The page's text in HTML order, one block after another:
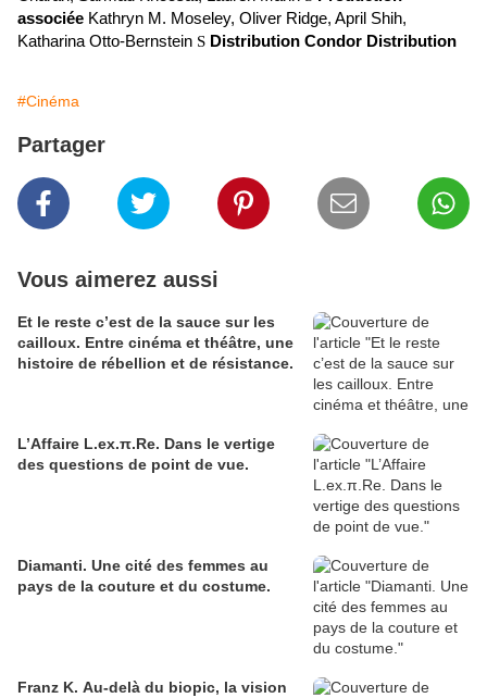
associée Kathryn M. Moseley, Oliver Ridge, April Shih,
Katharina Otto-Bernstein S Distribution Condor Distribution
#Cinéma
Partager
Vous aimerez aussi
Et le reste c’est de la sauce sur les
cailloux. Entre cinéma et théâtre, une
histoire de rébellion et de résistance.
L’Affaire L.ex.π.Re. Dans le vertige
des questions de point de vue.
Diamanti. Une cité des femmes au
pays de la couture et du costume.
Franz K. Au-delà du biopic, la vision